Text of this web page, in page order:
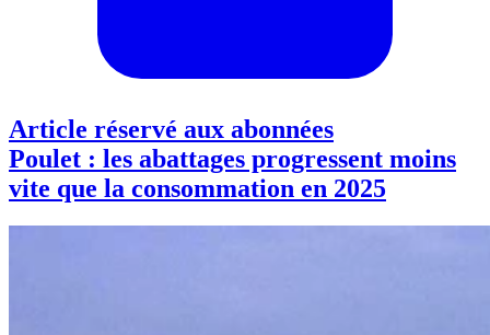
Article réservé aux abonnées
Poulet : les abattages progressent moins
vite que la consommation en 2025